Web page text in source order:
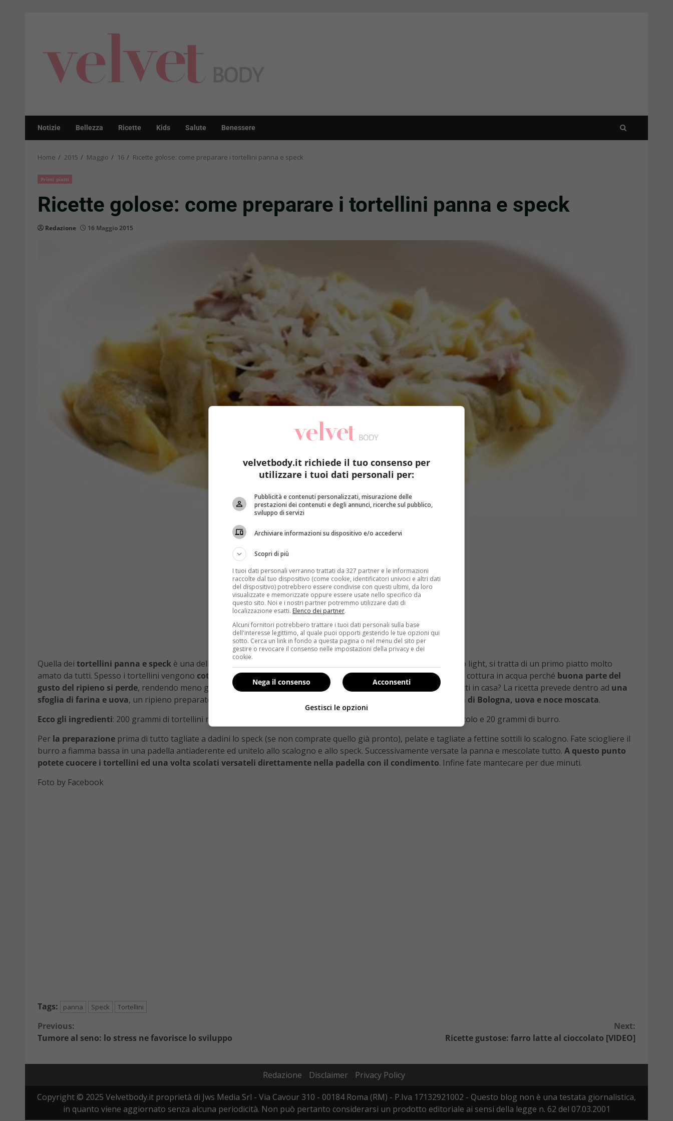
Notizie Bellezza Ricette Kids Salute Benessere
Home 2015 Maggio 16 Ricette golose: come preparare i tortellini panna e speck
Primi piatti
Ricette golose: come preparare i tortellini panna e speck
Redazione 16 Maggio 2015
Quella dei tortellini panna e speck è una delle ricette più classiche della cucina italiana. Nonostante non sia molto light, si tratta di un primo piatto molto
amato da tutti. Spesso i tortellini vengono cotti in brodo o conditi con la panna : è sempre meglio però evitare la cottura in acqua perché buona parte del
gusto del ripieno si perde, rendendo meno gustoso il piatto. Volete sapere come vengono realizzati i tortellini fatti in casa? La ricetta prevede dentro ad una
sfoglia di farina e uova, un ripieno preparato con lombo di maiale, prosciutto crudo, parmigiano, mortadella di Bologna, uova e noce moscata.
Ecco gli ingredienti: 200 grammi di tortellini ripieni, 80 grammi di speck, 130 ml di panna da cucina, 1 scalogno piccolo e 20 grammi di burro.
Per la preparazione prima di tutto tagliate a dadini lo speck (se non comprate quello già pronto), pelate e tagliate a fettine sottili lo scalogno. Fate sciogliere il
burro a fiamma bassa in una padella antiaderente ed unitelo allo scalogno e allo speck. Successivamente versate la panna e mescolate tutto. A questo punto
potete cuocere i tortellini ed una volta scolati versateli direttamente nella padella con il condimento. Infine fate mantecare per due minuti.
Foto by Facebook
Tags: panna Speck Tortellini
Continue
Previous:
Tumore al seno: lo stress ne favorisce lo sviluppo
Next:
Ricette gustose: farro latte al cioccolato [VIDEO]
Redazione Disclaimer
Privacy Policy
Copyright © 2025 Velvetbody.it proprietà di Jws Media Srl - Via Cavour 310 - 00184 Roma (RM) - P.Iva 17132921002 - Questo blog non è una testata giornalistica,
in quanto viene aggiornato senza alcuna periodicità. Non può pertanto considerarsi un prodotto editoriale ai sensi della legge n. 62 del 07.03.2001
velvetbody.it richiede il tuo consenso per
utilizzare i tuoi dati personali per:
Pubblicità e contenuti personalizzati, misurazione delle
prestazioni dei contenuti e degli annunci, ricerche sul pubblico,
sviluppo di servizi
Archiviare informazioni su dispositivo e/o accedervi
Scopri di più
I tuoi dati personali verranno trattati da 327 partner e le informazioni
raccolte dal tuo dispositivo (come cookie, identificatori univoci e altri dati
del dispositivo) potrebbero essere condivise con questi ultimi, da loro
visualizzate e memorizzate oppure essere usate nello specifico da
questo sito. Noi e i nostri partner potremmo utilizzare dati di
localizzazione esatti. Elenco dei partner.
Alcuni fornitori potrebbero trattare i tuoi dati personali sulla base
dell'interesse legittimo, al quale puoi opporti gestendo le tue opzioni qui
sotto. Cerca un link in fondo a questa pagina o nel menu del sito per
gestire o revocare il consenso nelle impostazioni della privacy e dei
cookie.
Acconsenti
Nega il consenso
Gestisci le opzioni